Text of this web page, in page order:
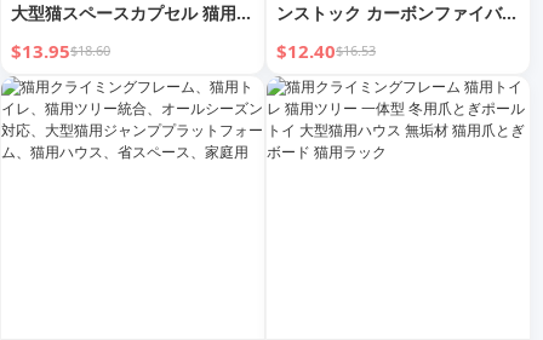
大型猫スペースカプセル 猫用ベ
ッド 猫ツリー 一体型キャット
ラック 猫爪とぎボード 爪とぎ
ポール ペット用品
$13.95$18.60
ンストック カーボンファイバー
超軽量 伸縮式 クライミング松
葉杖 男女兼用 プロフェッショ
ナル アウトドア ハイキング用
品
$12.40$16.53